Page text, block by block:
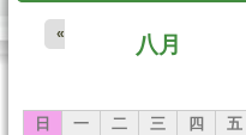
八月
«
日 一 二 三 四 五